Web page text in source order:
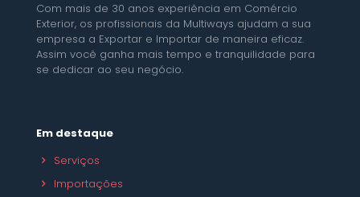
Com mais de 30 anos experiência em Comércio
Exterior, os profissionais da Multiways ajudam a sua
empresa a Exportar e Importar de maneira eficaz.
Assim você ganha mais tempo e tranquilidade para
se dedicar ao seu negócio.
Em destaque
Serviços
Importações